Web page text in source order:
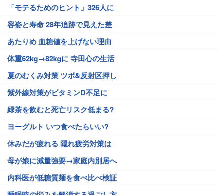
「モテるためのヒント」326人に
容姿と寿命 28年追跡で見えた差
あたりめ 血糖値を上げない理由
体重62kg→82kgに 寺田心の生活
夏のむくみ対策 ツボ&反射区押し
紫外線対策がビタミンD不足に
緑茶を飲むと死亡リスク低まる?
ヨーグルト いつ食べたらいい?
休みだが疲れる 隠れ疲労対策は
母が娘に減量強要→家庭内別居へ
内科医が低糖質麺を食べ比べ検証